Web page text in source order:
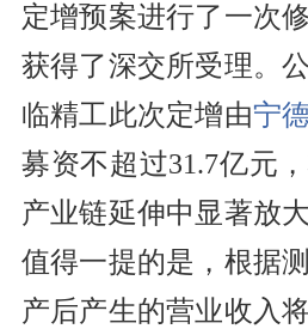
定增预案进行了一次
获得了深交所受理。
临精工此次定增由宁
募资不超过31.7亿元
产业链延伸中显著放
值得一提的是，根据
产后产生的营业收入